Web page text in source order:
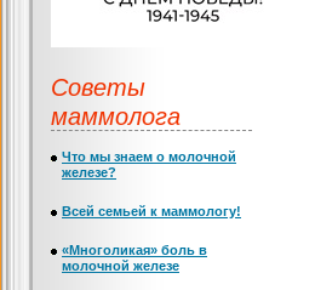
Советы
маммолога
Что мы знаем о молочной
железе?
Всей семьей к маммологу!
«Многоликая» боль в
молочной железе